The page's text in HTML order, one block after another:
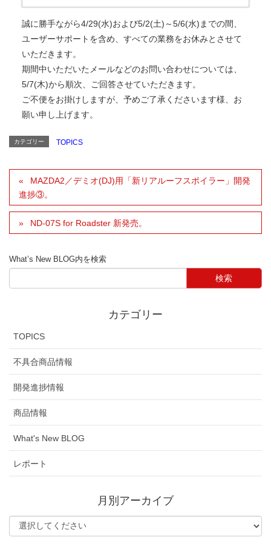
誠に勝手ながら4/29(水)および5/2(土)～5/6(水)までの間、
ユーザーサポートを含め、すべての業務をお休みとさせて
いただきます。
期間中いただいたメールなどのお問い合わせについては、
5/7(木)から順次、ご回答させていただきます。
ご不便をお掛けしますが、予めご了承くださいます様、お
願い申し上げます。
カテゴリー TOPICS
MAZDA2／デミオ(DJ)用「新リアルーフスポイラー」開発
進捗③。
ND-07S for Roadster 新発売。
What’s New BLOG内を検索
カテゴリー
TOPICS
不具合商品情報
開発進捗情報
商品情報
What's New BLOG
レポート
月別アーカイブ